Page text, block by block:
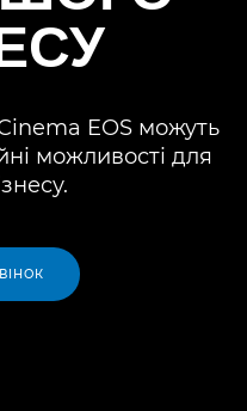
EOS можуть
можливості для